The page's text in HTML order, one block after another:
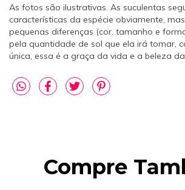
As fotos são ilustrativas. As suculentas
características da espécie obviamente,
pequenas diferenças (cor, tamanho e
pela quantidade de sol que ela irá tomar,
única, essa é a graça da vida e a beleza
Compre